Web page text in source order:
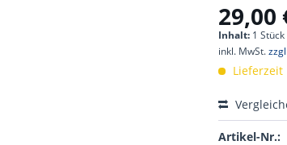
29,00
Inhalt: 1 Stück
inkl. MwSt.
Lieferzeit
Artikel-Nr.: